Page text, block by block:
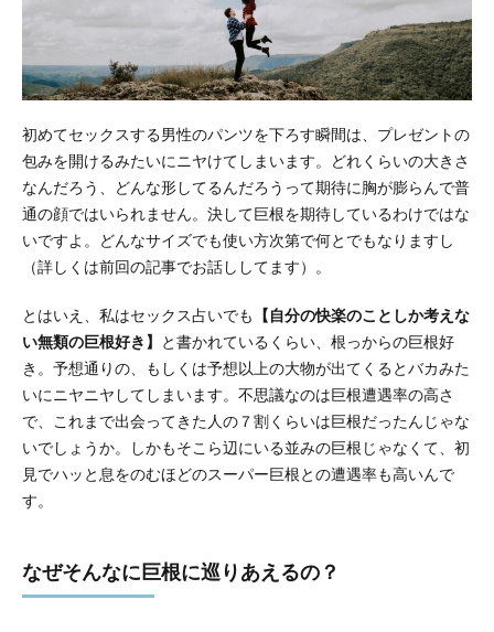
初めてセックスする男性のパンツを下ろす瞬間は、プレゼントの
包みを開けるみたいにニヤけてしまいます。どれくらいの大きさ
なんだろう、どんな形してるんだろうって期待に胸が膨らんで普
通の顔ではいられません。決して巨根を期待しているわけではな
いですよ。どんなサイズでも使い方次第で何とでもなりますし
（詳しくは前回の記事でお話ししてます）。
とはいえ、私はセックス占いでも
【自分の快楽のことしか考えな
い無類の巨根好き】
と書かれているくらい、根っからの巨根好
き。予想通りの、もしくは予想以上の大物が出てくるとバカみた
いにニヤニヤしてしまいます。不思議なのは巨根遭遇率の高さ
で、これまで出会ってきた人の７割くらいは巨根だったんじゃな
いでしょうか。しかもそこら辺にいる並みの巨根じゃなくて、初
見でハッと息をのむほどのスーパー巨根との遭遇率も高いんで
す。
なぜそんなに巨根に巡りあえるの？